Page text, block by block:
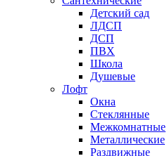
Детский сад
ЛДСП
ДСП
ПВХ
Школа
Душевые
Лофт
Окна
Стеклянные
Межкомнатные
Металлические
Раздвижные